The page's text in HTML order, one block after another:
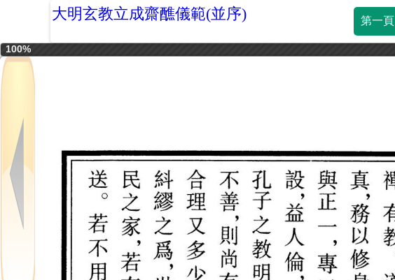
大明玄教立成齋醮儀範(並序) 第一頁
100%